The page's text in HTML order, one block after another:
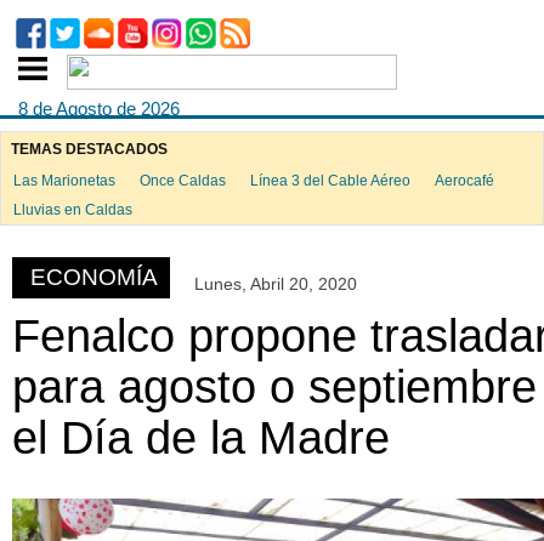
8 de Agosto de 2026
TEMAS DESTACADOS
Las Marionetas
Once Caldas Línea 3 del Cable Aéreo
Aerocafé
Lluvias en Caldas
ECONOMÍA Lunes, Abril 20, 2020
Fenalco propone
para agosto o septiembre
el Día de la Madre